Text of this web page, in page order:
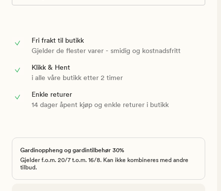
Fri frakt til butikk
Gjelder de flester varer - smidig og kostnadsfritt
Klikk & Hent
i alle våre butikk etter 2 timer
Enkle returer
14 dager åpent kjøp og enkle returer i butikk
Gardinoppheng og gardintilbehør 30%
Gjelder f.o.m. 20/7 t.o.m. 16/8. Kan ikke kombineres med andre
tilbud.